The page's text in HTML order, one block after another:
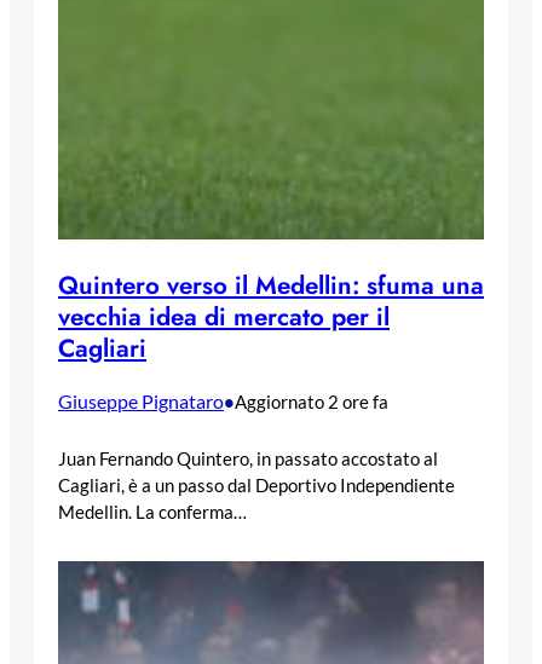
Quintero verso il Medellin: sfuma una
vecchia idea di mercato per il
Cagliari
Giuseppe Pignataro•Aggiornato 2 ore fa
Juan Fernando Quintero, in passato accostato al
Cagliari, è a un passo dal Deportivo Independiente
Medellin. La conferma…